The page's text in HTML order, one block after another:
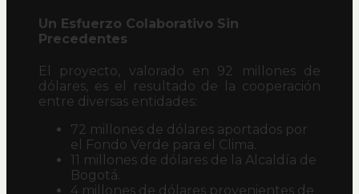
Un Esfuerzo Colaborativo Sin
Precedentes
El proyecto, valorado en 92 millones de
dólares, es el resultado de la cooperación
entre diversas entidades:
72 millones de dólares aportados por
el Fondo Verde para el Clima.
11 millones de dólares de la Alcaldía de
Bogotá.
4 millones de dólares provenientes de